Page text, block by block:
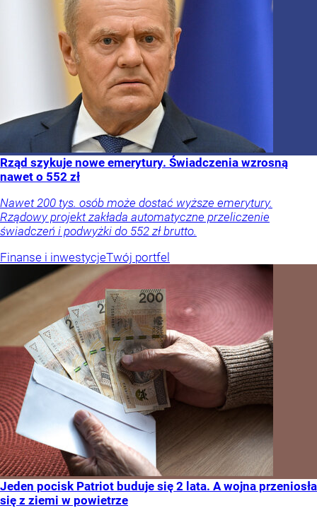
Rząd szykuje nowe emerytury. Świadczenia wzrosną
nawet o 552 zł
Nawet 200 tys. osób może dostać wyższe emerytury.
Rządowy projekt zakłada automatyczne przeliczenie
świadczeń i podwyżki do 552 zł brutto.
Finanse i inwestycjeTwój portfel
Jeden pocisk Patriot buduje się 2 lata. A wojna przeniosła
się z ziemi w powietrze